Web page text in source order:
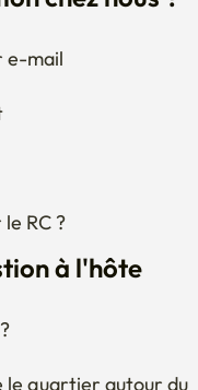
e-mail
RC ?
à l'hôte
le quartier autour du